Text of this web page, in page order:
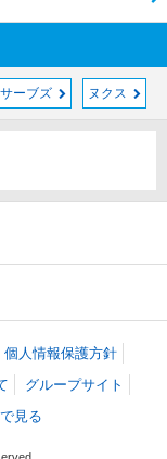
ーブズ ヌクス
個人情報保護方針
グループサイト
見る